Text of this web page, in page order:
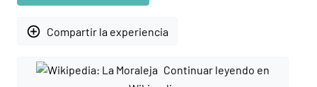
add_circle_outline Compartir la experiencia
Continuar leyendo en